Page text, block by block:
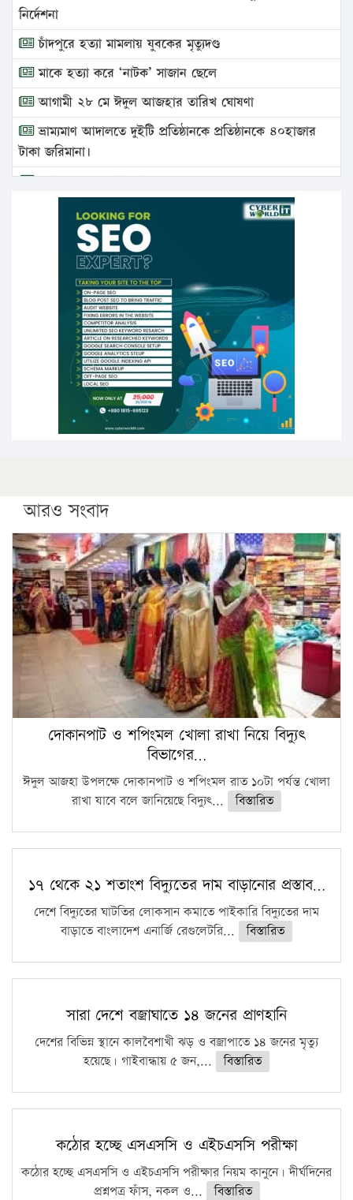
নির্দেশনা
চাঁদপুরে হত্যা মামলায় যুবকের মৃত্যুদণ্ড
মাকে হত্যা করে ‘নাটক’ সাজান ছেলে
আগামী ২৮ মে ঈদুল আজহার তারিখ ঘোষণা
ভ্রাম্যমাণ আদালতে দুইটি প্রতিষ্ঠানকে প্রতিষ্ঠানকে ৪০হাজার
টাকা জরিমানা।
এবার লঞ্চের ভাড়া বাড়ল
১৭ থেকে ২১ শতাংশ বিদ্যুতের দাম বাড়ানোর প্রস্তাব পিডিবির
১৬ মে চাঁদপুর ও ২৫ মে ফেনী সফরে যাবেন প্রধানমন্ত্রী
উচ্চশিক্ষায় গৌরবময় অর্জন: পূর্ণ স্কলারশিপে যুক্তরাষ্ট্রে
পিএইচডি করছেন কুয়েটের কৃতি…
সারা দেশে বজ্রাঘাতে ১৪ জনের প্রাণহানি
কঠোর হচ্ছে এসএসসি ও এইচএসসি পরীক্ষা
ফরিদগঞ্জে আগুনে পুড়লো ৬ ব্যবসা প্রতিষ্ঠান
আরও সংবাদ
দোকানপাট ও শপিংমল খোলা রাখা নিয়ে বিদ্যুৎ
বিভাগের…
ঈদুল আজহা উপলক্ষে দোকানপাট ও শপিংমল রাত ১০টা পর্যন্ত খোলা
রাখা যাবে বলে জানিয়েছে বিদ্যুৎ...
বিস্তারিত
১৭ থেকে ২১ শতাংশ বিদ্যুতের দাম বাড়ানোর প্রস্তাব…
দেশে বিদ্যুতের ঘাটতির লোকসান কমাতে পাইকারি বিদ্যুতের দাম
বাড়াতে বাংলাদেশ এনার্জি রেগুলেটরি...
বিস্তারিত
সারা দেশে বজ্রাঘাতে ১৪ জনের প্রাণহানি
দেশের বিভিন্ন স্থানে কালবৈশাখী ঝড় ও বজ্রাপাতে ১৪ জনের মৃত্যু
হয়েছে। গাইবান্ধায় ৫ জন,...
বিস্তারিত
কঠোর হচ্ছে এসএসসি ও এইচএসসি পরীক্ষা
কঠোর হচ্ছে এসএসসি ও এইচএসসি পরীক্ষার নিয়ম কানুনে। দীর্ঘদিনের
প্রশ্নপত্র ফাঁস, নকল ও...
বিস্তারিত